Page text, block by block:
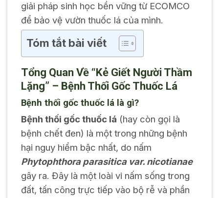
giải pháp sinh học bền vững từ ECOMCO
để bảo vệ vườn thuốc lá của mình.
Tóm tắt bài viết
Tổng Quan Về “Kẻ Giết Người Thầm
Lặng” – Bệnh Thối Gốc Thuốc Lá
Bệnh thối gốc thuốc lá là gì?
Bệnh thối gốc thuốc lá (hay còn gọi là
bệnh chết đen) là một trong những bệnh
hại nguy hiểm bậc nhất, do nấm
Phytophthora parasitica var. nicotianae
gây ra. Đây là một loài vi nấm sống trong
đất, tấn công trực tiếp vào bộ rễ và phần